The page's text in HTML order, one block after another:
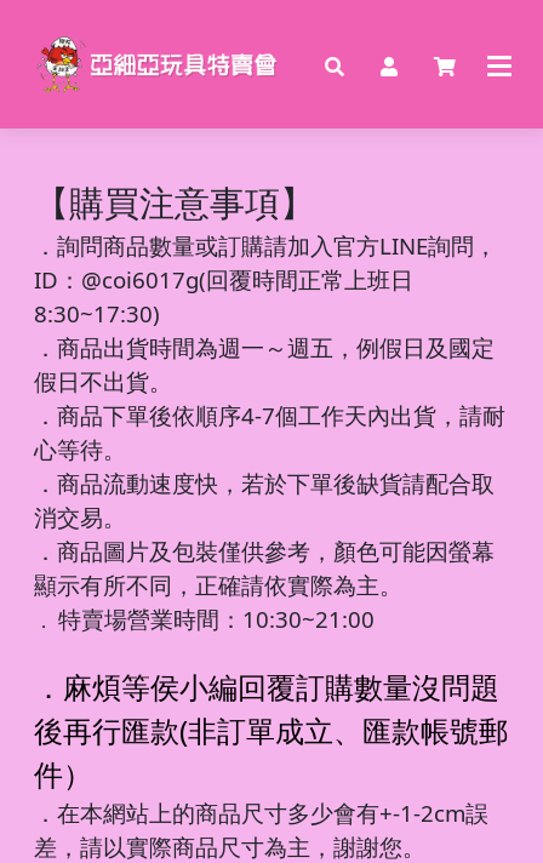
【購買注意事項】
． 詢問商品數量或訂購請加入官方LINE詢問，
ID：@coi6017g(回覆時間正常上班日
8:30~17:30)
．商品出貨時間為週一～週五，例假日及國定
假日不出貨。
．商品下單後依順序4-7個工作天內出貨，請耐
心等待。
．商品流動速度快，若於下單後缺貨請配合取
消交易。
．商品圖片及包裝僅供參考，顏色可能因螢幕
顯示有所不同，正確請依實際為主。
． 特賣場營業時間：10:30~21:00
．麻煩等侯小編回覆訂購數量沒問題
後再行匯款(非訂單成立、匯款帳號郵
件）
．在本網站上的商品尺寸多少會有+-1-2cm誤
差，請以實際商品尺寸為主，謝謝您。